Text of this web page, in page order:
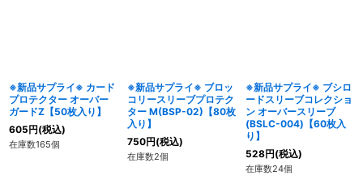
※新品サプライ※ カード
プロテクター オーバー
ガードZ【50枚入り】
605円(税込)
在庫数165個
※新品サプライ※ ブロッ
コリースリーブプロテク
ター M(BSP-02)【80枚
入り】
750円(税込)
在庫数2個
※新品サプライ※ ブシロ
ードスリーブコレクショ
ン オーバースリーブ
(BSLC-004)【60枚入
り】
528円(税込)
在庫数24個